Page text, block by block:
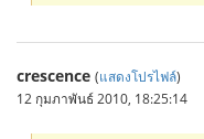
crescence (แสดงโปรไฟล์)
12 กุมภาพันธ์ 2010, 18:25:14